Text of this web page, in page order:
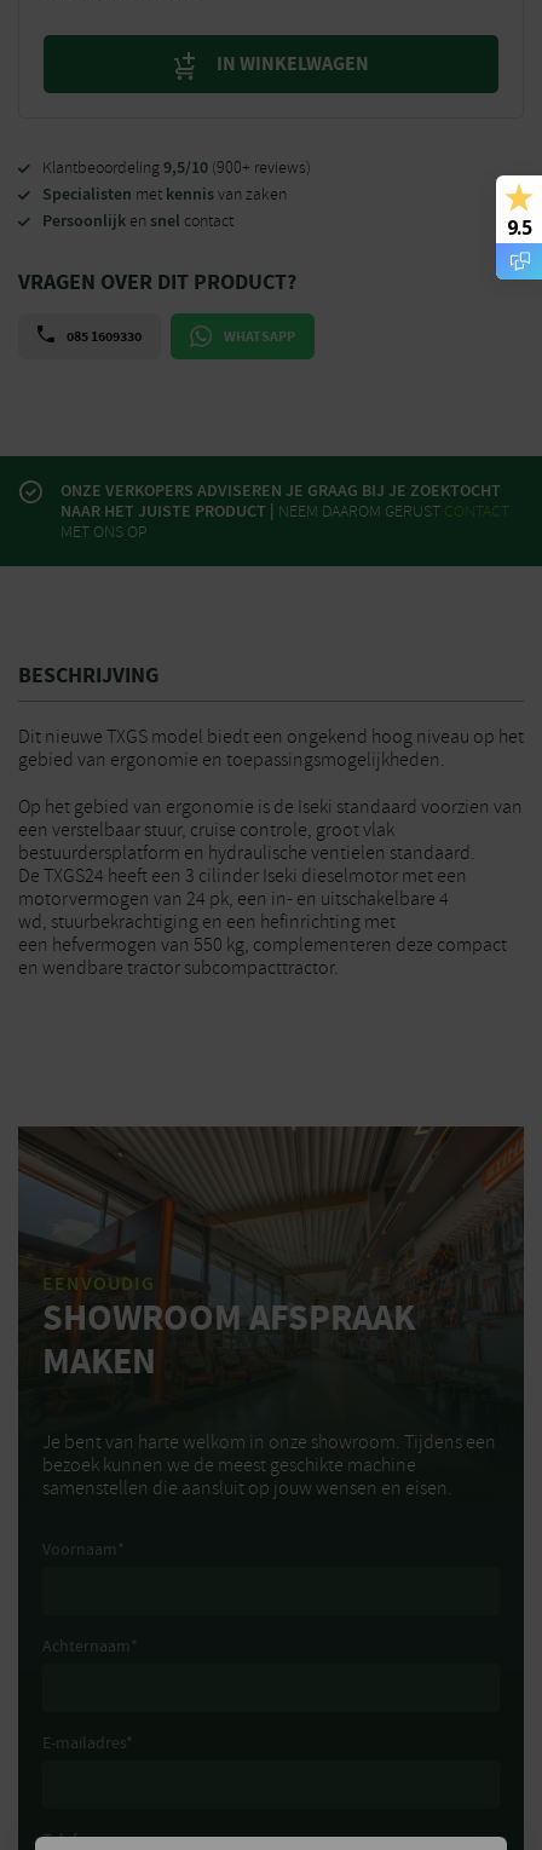
IN WINKELWAGEN
Klantbeoordeling9,5/10 (900+ reviews)
Specialisten met kennisvan zaken
Persoonlijk en snel contact
VRAGEN OVER DIT PRODUCT?
085 1609330 WHATSAPP
ONZE VERKOPERS ADVISEREN JE GRAAG BIJ JE ZOEKTOCHT
NAAR HET JUISTE PRODUCT | NEEM DAAROM GERUST CONTACT
MET ONS OP
BESCHRIJVING
Dit nieuwe TXGS model biedt een ongekend hoog niveau op het
gebied van ergonomie en toepassingsmogelijkheden.
Op het gebied van ergonomie is de Iseki standaard voorzien van
een verstelbaar stuur, cruise controle, groot vlak
bestuurdersplatform en hydraulische ventielen standaard.
De TXGS24 heeft een 3 cilinder Iseki dieselmotor met een
motorvermogen van 24 pk, een in- en uitschakelbare 4
wd, stuurbekrachtiging en een hefinrichting met
een hefvermogen van 550 kg, complementeren deze compact
en wendbare tractor subcompacttractor.
EENVOUDIG
SHOWROOM AFSPRAAK
MAKEN
Je bent van harte welkom in onze showroom. Tijdens een
bezoek kunnen we de meest geschikte machine
samenstellen die aansluit op jouw wensen en eisen.
Voornaam *
Achternaam *
E-mailadres*
Telefoonnummer
9.5